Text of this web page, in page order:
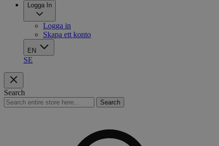
Logga In
Logga in
Skapa ett konto
EN
SE
Search
Search